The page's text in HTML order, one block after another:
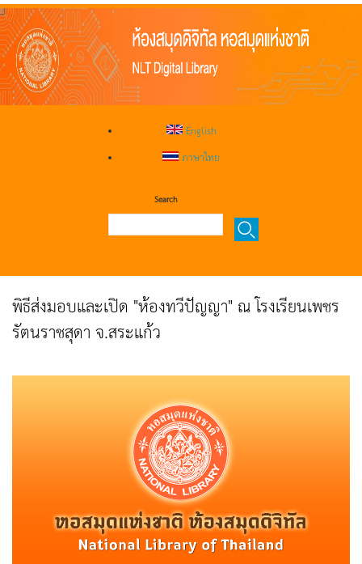
English
ภาษาไทย
Search
พิธีส่งมอบและเปิด "ห้องทวีปัญญา" ณ โรงเรียนเพชร
รัตนราชสุดา จ.สระแก้ว